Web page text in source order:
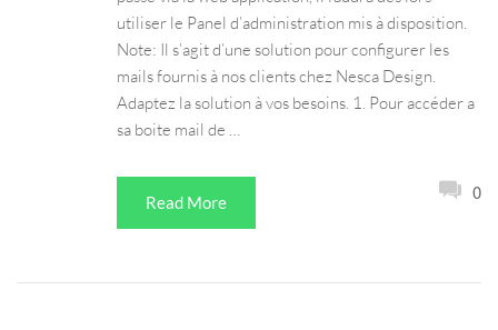
utiliser le Panel d’administration mis à disposition.
Note: Il s’agit d’une solution pour configurer les
mails fournis à nos clients chez Nesca Design.
Adaptez la solution à vos besoins. 1. Pour accéder a
sa boite mail de …
Read More 0